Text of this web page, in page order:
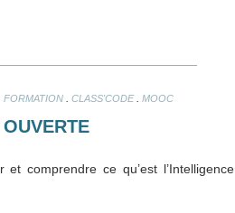
FORMATION CLASS'CODE. MOOC
comprendre ce qu’est l’Intelligence